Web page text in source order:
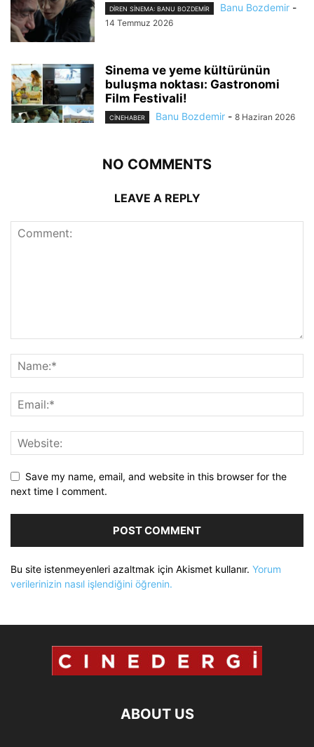
DIREN SINEMA: BANU BOZDEMIR Banu Bozdemir -
14 Temmuz 2026
Sinema ve yeme kültürünün
buluşma noktası: Gastronomi
Film Festivali!
CINEHABER Banu Bozdemir - 8 Haziran 2026
NO COMMENTS
LEAVE A REPLY
Save my name, email, and website in this browser for the
next time I comment.
Bu site istenmeyenleri azaltmak için Akismet kullanır. Yorum
verilerinizin nasıl işlendiğini öğrenin.
ABOUT US